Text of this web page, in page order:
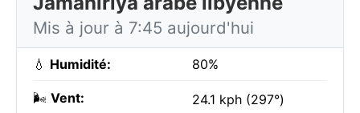
Mis à jour à 7:45 aujourd'hui
💧 Humidité: 80%
🌬️ Vent: 24.1 kph (297°)